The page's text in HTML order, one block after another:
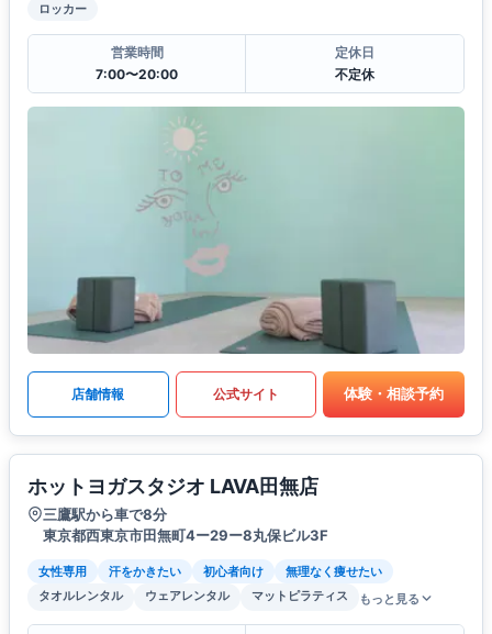
ロッカー
営業時間
7:00〜20:00
定休日
不定休
店舗情報 公式サイト 体験・相談予約
ホットヨガスタジオ LAVA田無店
三鷹駅から車で8分
東京都西東京市田無町4ー29ー8丸保ビル3F
女性専用 汗をかきたい 初心者向け
無理なく痩せたい
タオルレンタル
ウェアレンタル マットピラティス もっと見る